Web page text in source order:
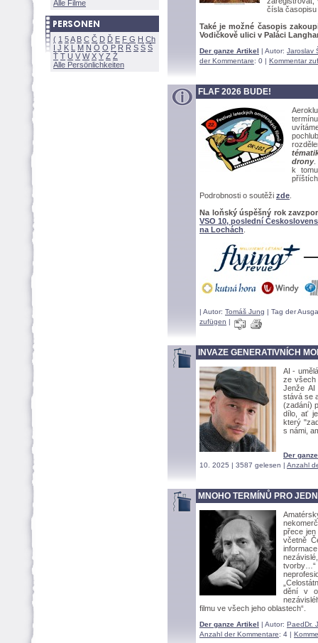
Alle Filme
( 1 5A B C Č D Ď E F G H Ch
I J K L M N Ó O P R Ř S Ś
Ť T U V W X Y Z
Alle Persönlichkeiten
čísla
Také je možné časopis
Vodičkově ulici v Paláci
Der ganze Artikel | Autor: Jaroslav
der Kommentare: 0 | Kommentar
FLAF 2026 BUDE!
drony.
k
Podrobnosti o soutěži zde
Na loňský úspěšný rok
VSO 10, poslední
na Lochách
| Autor: Tomáš Jung | Tag der
zufügen |
INVAZE GENERATIVNÍCH
AI -
ze všech
Jenže AI
stává se
(zadání)
dílo, ať
který
s námi,
Der
10. 2025 | 3587 gelesen | Anzahl
MNOHO TERMÍNŮ PRO
přece jen
včetně
dění v
filmu ve všech jeho oblastech“.
Der ganze Artikel | Autor: PaedDr.
Anzahl der Kommentare: 4 |